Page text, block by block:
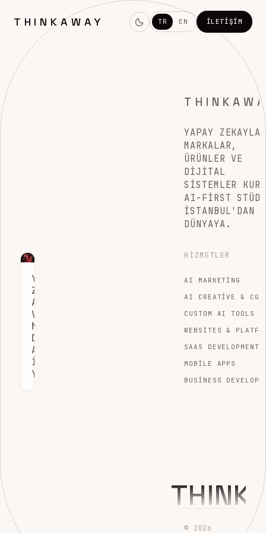
THINKAWAY TR EN İLETIŞIM
YAPAY
ZEKA
ARAMALARINDA
VAR
MISINIZ?
DIJITAL
AYAK
İZINIZI
YÖNETIN
YAPAY ZEKAYLA
MARKALAR,
ÜRÜNLER VE
DIJITAL
SISTEMLER
AI-FIRST
İSTANBUL'DAN
DÜNYAYA.
HIZMETLER
AI MARKETING
AI CREATIVE & CGI
CUSTOM AI TOOLS
WEBSITES &
SAAS DEVELOPMENT
MOBILE APPS
BUSINESS
© 2026